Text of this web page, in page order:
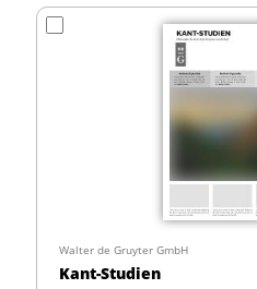
Walter de Gruyter GmbH
Kant-Studien